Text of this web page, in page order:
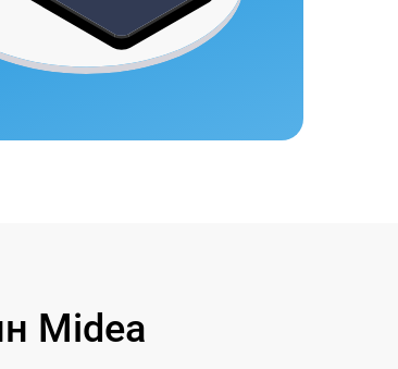
Midea